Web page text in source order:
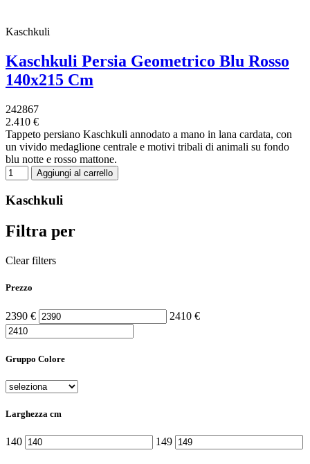
Kaschkuli
Kaschkuli Persia Geometrico Blu Rosso
140x215 Cm
242867
2.410 €
Tappeto persiano Kaschkuli annodato a mano in lana cardata, con
un vivido medaglione centrale e motivi tribali di animali su fondo
blu notte e rosso mattone.
Aggiungi al carrello
Kaschkuli
Filtra per
Clear filters
Prezzo
2390 € 2410 €
Gruppo Colore
Larghezza cm
140 149